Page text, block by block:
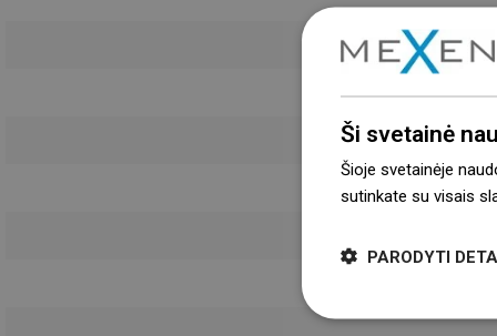
Ši svetainė
Šioje svetainėje
sutinkate su visais
PARODYTI